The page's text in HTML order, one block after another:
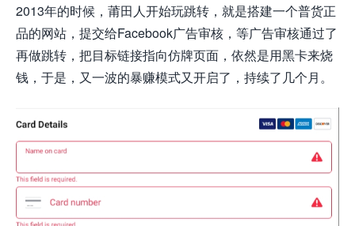
2013年的时候，莆田人开始玩跳转，就是搭建一个普货正
品的网站，提交给Facebook广告审核，等广告审核通过了
再做跳转，把目标链接指向仿牌页面，依然是用黑卡来烧
钱，于是，又一波的暴赚模式又开启了，持续了几个月。